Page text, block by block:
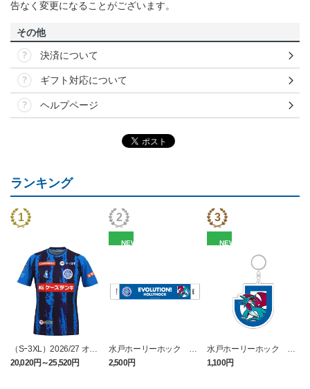
告なく変更になることがございます。
その他
決済について
ギフト対応について
ヘルプページ
ランキング
（Sｰ3XL）2026/27 オー
センティックユニフォー
ム FP 1st
20,020円～25,520円
NEW
水戸ホーリーホック ボ
ーマンダ タオルマフラー
2,500円
NEW
水戸ホーリーホック ボ
ーマンダ キーホルダー
1,100円